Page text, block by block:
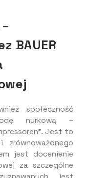
BAUER
społeczność
nurkową –
Jest to
jest docenienie
za szczególne